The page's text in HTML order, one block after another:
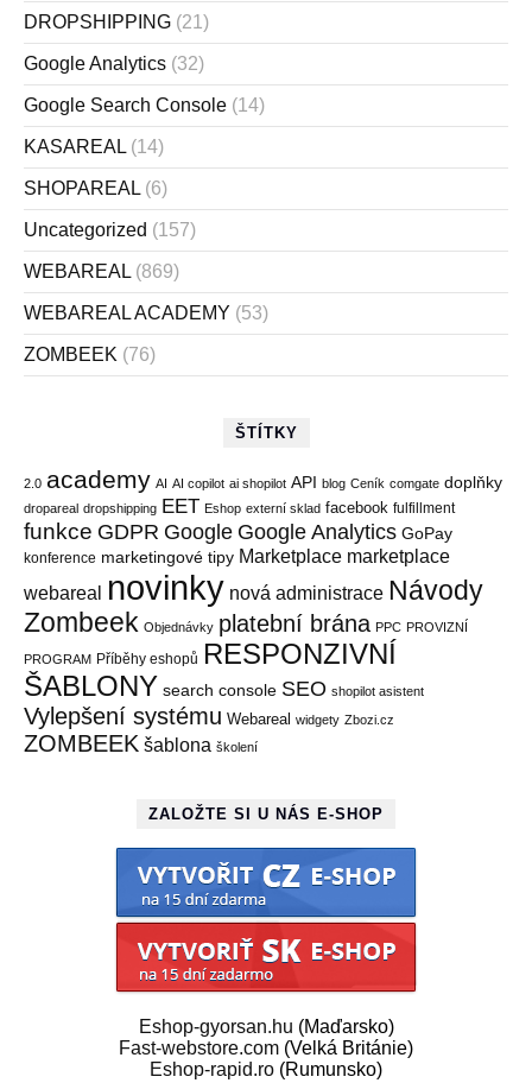
DROPSHIPPING (21)
Google Analytics (32)
Google Search Console (14)
KASAREAL (14)
SHOPAREAL (6)
Uncategorized (157)
WEBAREAL (869)
WEBAREAL ACADEMY (53)
ZOMBEEK (76)
ŠTÍTKY
2.0 academy AI AI copilot ai shopilot API blog Ceník comgate doplňky
dropareal dropshipping EET Eshop externí sklad facebook fulfillment
funkce GDPR Google Google Analytics GoPay
konference marketingové tipy Marketplace marketplace
webareal novinky nová administrace Návody
Zombeek Objednávky platební brána PPC PROVIZNÍ
PROGRAM Příběhy eshopů RESPONZIVNÍ
ŠABLONY search console SEO shopilot asistent
Vylepšení systému Webareal widgety Zbozi.cz
ZOMBEEK šablona školení
ZALOŽTE SI U NÁS E-SHOP
Eshop-gyorsan.hu (Maďarsko)
Fast-webstore.com (Velká Británie)
Eshop-rapid.ro (Rumunsko)